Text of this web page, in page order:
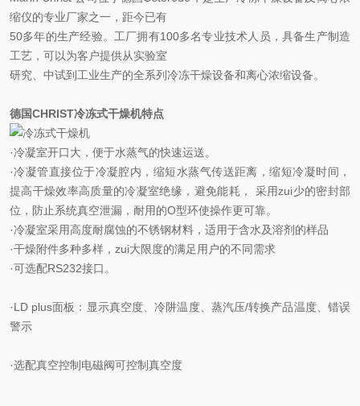
缩仪的专业厂家之一，距今已有
50多年的生产经验。工厂拥有100多名专业技术人员，具备生产制造
工艺，可以为客户提供从实验室
研究、中试到工业生产的全系列冷冻干燥设备和离心浓缩设备。
德国CHRIST冷冻式干燥机特点
·冷凝室开口大，便于水蒸气的快速运送。
·冷凝管直接位于冷凝腔内，缩短水蒸气传送距离，缩短冷凝时间，
提高干燥效率高质量的冷凝室绝缘，避免能耗， 采用zui少的密封部
位，防止系统真空泄漏，耐用的O型环使操作更可靠。
·冷凝室采用高度耐腐蚀的不锈钢材料，适用于含水及溶剂的样品
·干燥附件多种多样，zui大限度的满足用户的不同需求
·可选配RS232接口。
·LD plus面板：显示真空度、冷阱温度、蒸汽压/转换产品温度、错误
警示
·选配真空控制电磁阀可控制真空度